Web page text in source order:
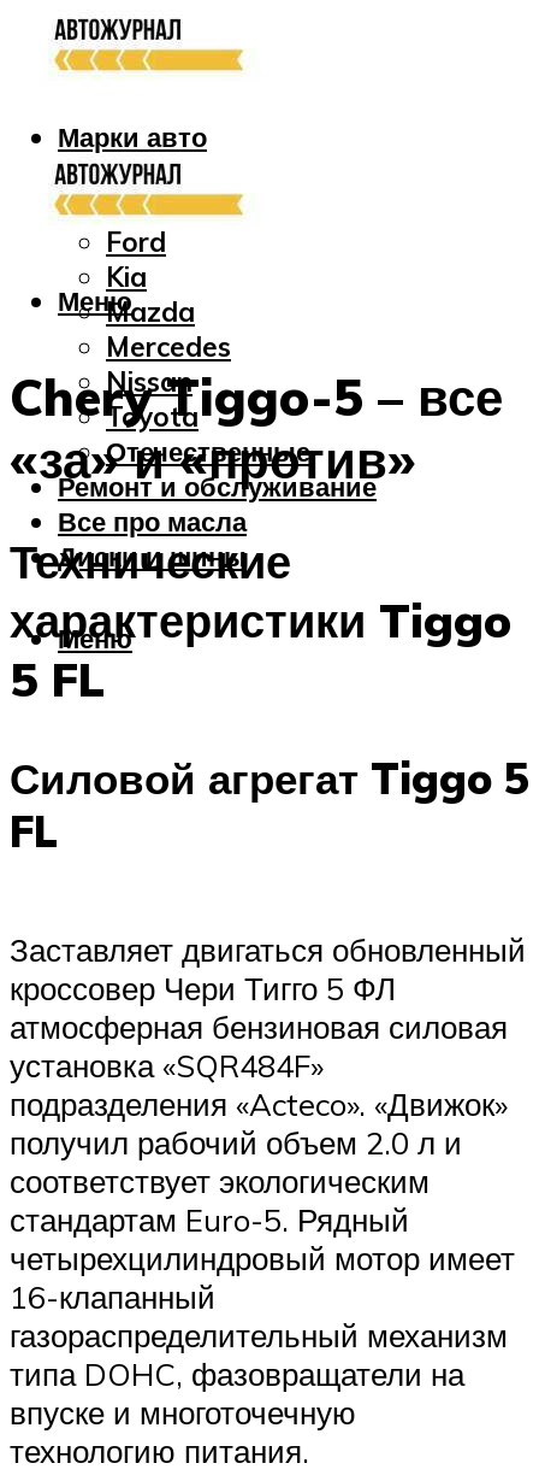
Марки авто
Audi
Bmw
Ford
Kia
Mazda
Mercedes
Nissan
Toyota
Отечественные
Ремонт и обслуживание
Все про масла
Диски и шины
Меню
Меню
Chery Tiggo-5 – все
«за» и «против»
Технические
характеристики Tiggo
5 FL
Силовой агрегат Tiggo 5
FL
Заставляет двигаться обновленный
кроссовер Чери Тигго 5 ФЛ
атмосферная бензиновая силовая
установка «SQR484F»
подразделения «Acteco». «Движок»
получил рабочий объем 2.0 л и
соответствует экологическим
стандартам Euro-5. Рядный
четырехцилиндровый мотор имеет
16-клапанный
газораспределительный механизм
типа DOHC, фазовращатели на
впуске и многоточечную
технологию питания.